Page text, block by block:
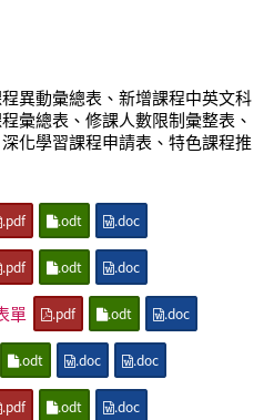
異動彙總表、新增課程中英文科
彙總表、修課人數限制彙整表、
化學習課程申請表、特色課程推
.pdf .odt .doc
.pdf .odt .doc
單 .pdf .odt .doc
.odt .doc .doc
.pdf .odt .doc